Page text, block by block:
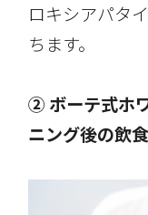
ロキシアパタ
ちます。
② ボーテ式ホ
ニング後の飲